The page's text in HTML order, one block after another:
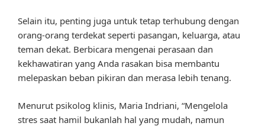
Selain itu, penting juga untuk tetap terhubung dengan
orang-orang terdekat seperti pasangan, keluarga, atau
teman dekat. Berbicara mengenai perasaan dan
kekhawatiran yang Anda rasakan bisa membantu
melepaskan beban pikiran dan merasa lebih tenang.
Menurut psikolog klinis, Maria Indriani, “Mengelola
stres saat hamil bukanlah hal yang mudah, namun